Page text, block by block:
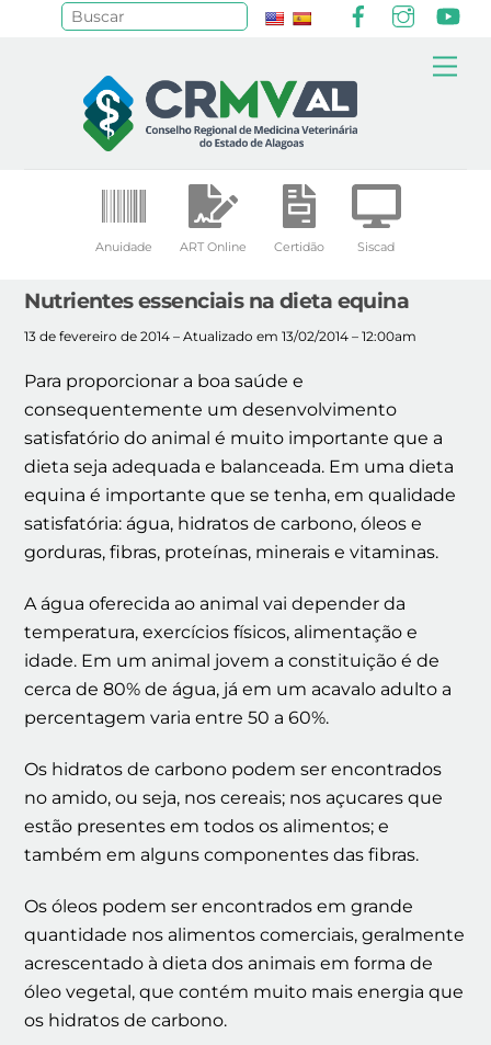
Anuidade ART Online Certidão Siscad
Nutrientes essenciais na dieta equina
13 de fevereiro de 2014 – Atualizado em 13/02/2014 – 12:00am
Para proporcionar a boa saúde e
consequentemente um desenvolvimento
satisfatório do animal é muito importante que a
dieta seja adequada e balanceada. Em uma dieta
equina é importante que se tenha, em qualidade
satisfatória: água, hidratos de carbono, óleos e
gorduras, fibras, proteínas, minerais e vitaminas.
A água oferecida ao animal vai depender da
temperatura, exercícios físicos, alimentação e
idade. Em um animal jovem a constituição é de
cerca de 80% de água, já em um acavalo adulto a
percentagem varia entre 50 a 60%.
Os hidratos de carbono podem ser encontrados
no amido, ou seja, nos cereais; nos açucares que
estão presentes em todos os alimentos; e
também em alguns componentes das fibras.
Os óleos podem ser encontrados em grande
quantidade nos alimentos comerciais, geralmente
acrescentado à dieta dos animais em forma de
óleo vegetal, que contém muito mais energia que
os hidratos de carbono.